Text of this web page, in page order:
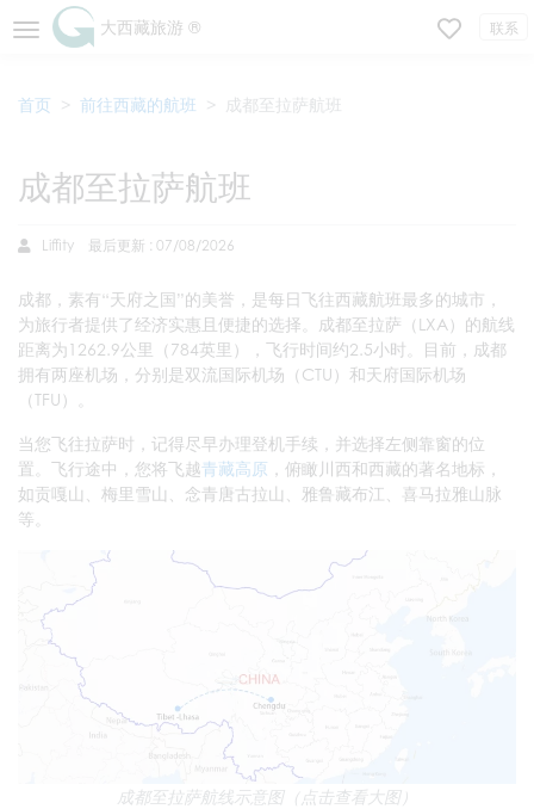
大西藏旅游 ® 联系
首页 前往西藏的航班 成都至拉萨航班
成都至拉萨航班
Liffity 最后更新 : 07/08/2026
成都，素有“天府之国”的美誉，是每日飞往西藏航班最多的城市，
为旅行者提供了经济实惠且便捷的选择。成都至拉萨（LXA）的航线
距离为1262.9公里（784英里），飞行时间约2.5小时。目前，成都
拥有两座机场，分别是双流国际机场（CTU）和天府国际机场
（TFU）。
当您飞往拉萨时，记得尽早办理登机手续，并选择左侧靠窗的位
置。飞行途中，您将飞越青藏高原 ，俯瞰川西和西藏的著名地标，
如贡嘎山、梅里雪山、念青唐古拉山、雅鲁藏布江、喜马拉雅山脉
等。
成都至拉萨航线示意图（点击查看大图）